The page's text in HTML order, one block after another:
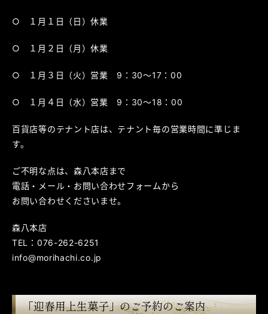
○ １月１日（日）休業
○ １月２日（月）休業
○ １月３日（火）営業 9：30～17：00
○ １月４日（水）営業 9：30～18：00
百貨店等のテナント店は、テナント毎の営業時間に準じま
す。
ご不明な点は、森八本店まで
電話・メール・お問い合わせフォームから
お問い合わせくださいませ。
森八本店
TEL：076-262-6251
info@morihachi.co.jp
「迎春用上生菓子」のご予約のご案内